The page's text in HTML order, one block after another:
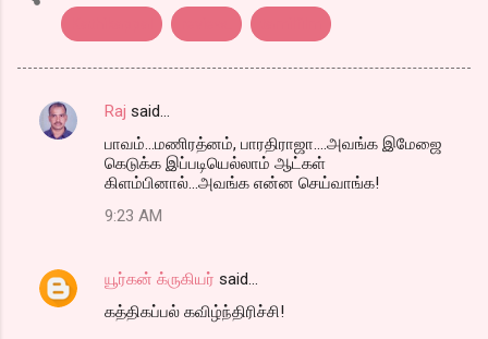
C
n
t
Raj said…
பாவம்...மணிரத்னம், பாரதிராஜா....அவங்க இமேஜை
கெடுக்க இப்படியெல்லாம் ஆட்கள்
கிளம்பினால்...அவங்க என்ன செய்வாங்க!
9:23 AM
யூர்கன் க்ருகியர் said…
கத்திகப்பல் கவிழ்ந்திரிச்சி!